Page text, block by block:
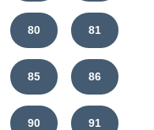
80 81
85 86
90 91